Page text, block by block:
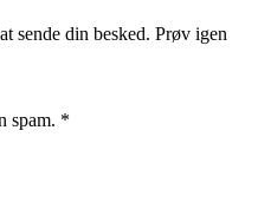
sende din besked. Prøv igen
spam. *